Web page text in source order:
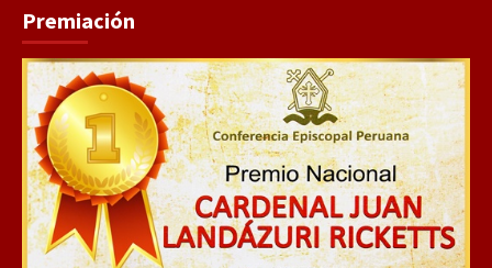
Premiación